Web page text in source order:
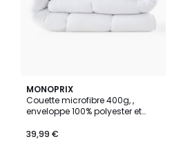
MONOPRIX
Couette microfibre 400g, ,
enveloppe 100% polyester et
siliconé
39,99 €